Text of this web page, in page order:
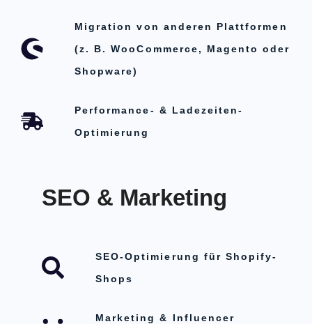
Migration von anderen Plattformen
(z. B. WooCommerce, Magento oder
Shopware)
Performance- & Ladezeiten-
Optimierung
SEO & Marketing
SEO-Optimierung für Shopify-
Shops
Marketing & Influencer